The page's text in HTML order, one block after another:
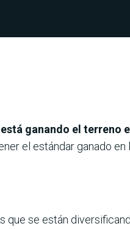
ganando el terreno
el estándar ganado en
que se están